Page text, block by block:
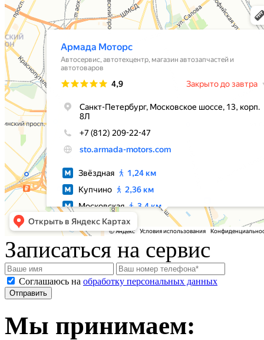
Записаться на сервис
Соглашаюсь на обработку персональных данных
Мы принимаем: